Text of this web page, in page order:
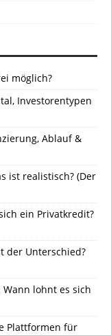
möglich?
Investorentypen
Ablauf &
ist realistisch? (Der
ein Privatkredit?
der Unterschied?
lohnt es sich
Plattformen für